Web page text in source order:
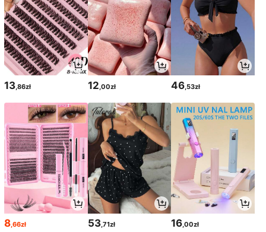
13 ,86zł 12 ,00zł 46 ,53zł
8 ,66zł 53,71zł 16 ,00zł